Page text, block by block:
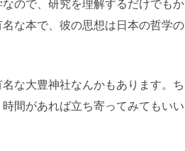
ので、研究を理解するだけでもか
な本で、彼の思想は日本の哲学の
な大豊神社なんかもあります。ち
間があれば立ち寄ってみてもいい